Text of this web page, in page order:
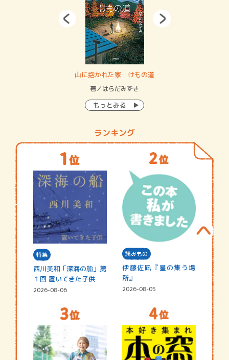
山に抱かれた家 けもの道
著／はらだみずき
もっとみる
ランキング
特集
西川美和「深海の船」第
１回 置いてきた子供
2026-08-06
読みもの
伊藤佐凪『星の集う場
所』
2026-08-05